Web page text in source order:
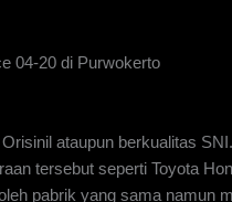
04-20 di Purwokerto
ataupun berkualitas SNI.
tersebut seperti Toyota
pabrik yang sama namun